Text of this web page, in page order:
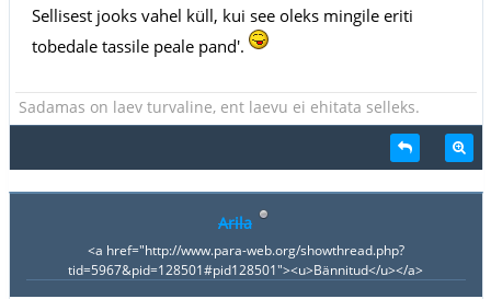
Sellisest jooks vahel küll, kui see oleks mingile eriti
tobedale tassile peale pand'.
Sadamas on laev turvaline, ent laevu ei ehitata selleks.
Arila
<a href="http://www.para-web.org/showthread.php?
tid=5967&pid=128501#pid128501"><u>Bännitud</u></a>